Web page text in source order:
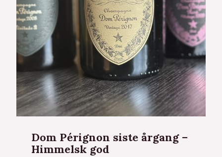
Dom Pérignon siste årgang –
Himmelsk god